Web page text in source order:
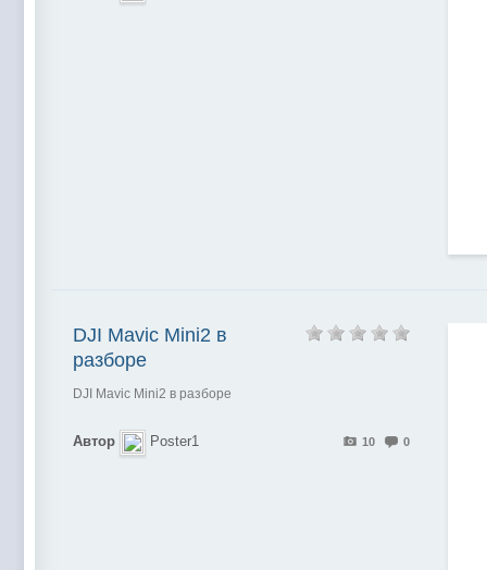
DJI Mavic Mini2 в
разборе
DJI Mavic Mini2 в разборе
10 0
Автор Poster1